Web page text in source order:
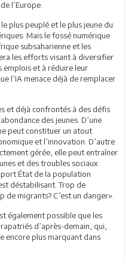
l’Europe.
plus peuplé et le plus jeune du
Mais le fossé numérique
subsaharienne et les
les efforts visant à diversifier
emplois et à réduire leur
l’IA menace déjà de remplacer
et déjà confrontés à des défis
des jeunes. D’une
peut constituer un atout
et l’innovation. D’autre
gérée, elle peut entraîner
et des troubles sociaux.
État de la population
déstabilisant. Trop de
de migrants? C’est un danger».
également possible que les
d’après-demain, qui,
encore plus marquant dans